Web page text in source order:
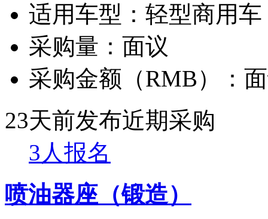
适用车型： 轻型商用
采购量： 面议
采购金额（RMB）：
23天前发布近期采购
3人报名
喷油器座（锻造）